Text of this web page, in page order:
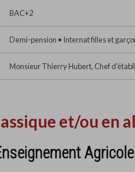
BAC+2
Demi-pension • Internat filles et
Monsieur Thierry Hubert, Chef
et/ou en
Agricole